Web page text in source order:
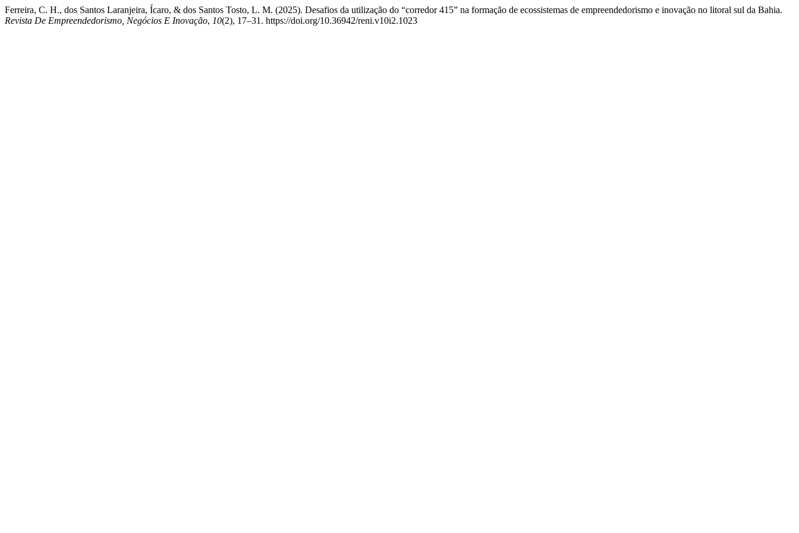
Ferreira, C. H., dos Santos Laranjeira, Ícaro, & dos Santos Tosto, L. M. (2025). Desafios da utilização do “corredor 415” na formação de ecossistemas de empreendedorismo e inovação no litoral sul da Bahia.
Revista De Empreendedorismo, Negócios E Inovação, 10(2), 17–31. https://doi.org/10.36942/reni.v10i2.1023